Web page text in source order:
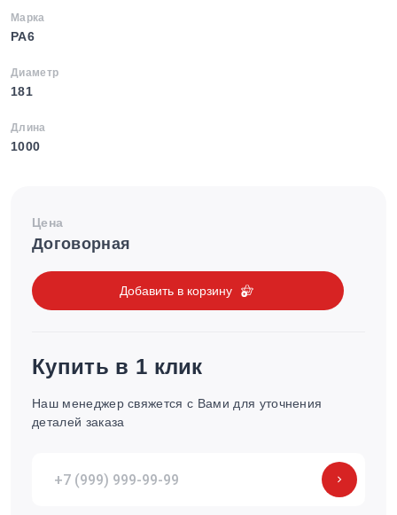
Марка
PA6
Диаметр
181
Длина
1000
Цена
Договорная
Добавить в корзину
Купить в 1 клик
Наш менеджер свяжется с Вами для уточнения
деталей заказа